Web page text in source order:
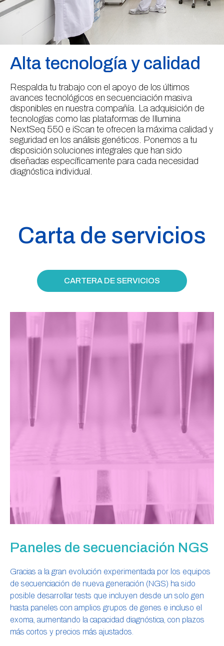
Alta tecnología y calidad
Respalda tu trabajo con el apoyo de los últimos
avances tecnológicos en secuenciación masiva
disponibles en nuestra compañía. La adquisición de
tecnologías como las plataformas de Illumina
NextSeq 550 e iScan te ofrecen la máxima calidad y
seguridad en los análisis genéticos. Ponemos a tu
disposición soluciones integrales que han sido
diseñadas específicamente para cada necesidad
diagnóstica individual.
Carta de servicios
CARTERA DE SERVICIOS
Paneles de secuenciación NGS
Gracias a la gran evolución experimentada por los equipos
de secuenciación de nueva generación (NGS) ha sido
posible desarrollar tests que incluyen desde un solo gen
hasta paneles con amplios grupos de genes e incluso el
exoma, aumentando la capacidad diagnóstica, con plazos
más cortos y precios más ajustados.